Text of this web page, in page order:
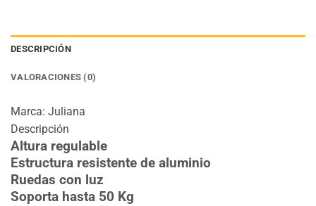
DESCRIPCIÓN
VALORACIONES (0)
Marca: Juliana
Descripción
Altura regulable
Estructura resistente de aluminio
Ruedas con luz
Soporta hasta 50 Kg